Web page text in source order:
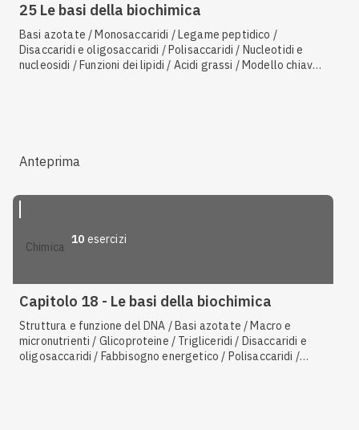
25 Le basi della biochimica
Basi azotate / Monosaccaridi / Legame peptidico /
Disaccaridi e oligosaccaridi / Polisaccaridi / Nucleotidi e
nucleosidi / Funzioni dei lipidi / Acidi grassi / Modello chiave-
delle proteine / Struttura quaternaria delle proteine / Tipi di
proteine
Anteprima
chimica
10 esercizi
Capitolo 18 - Le basi della biochimica
Struttura e funzione del DNA / Basi azotate / Macro e
micronutrienti / Glicoproteine / Trigliceridi / Disaccaridi e
oligosaccaridi / Fabbisogno energetico / Polisaccaridi /